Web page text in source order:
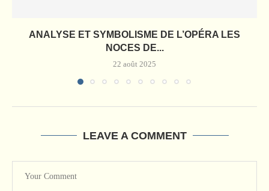
ANALYSE ET SYMBOLISME DE L’OPÉRA LES
NOCES DE...
22 août 2025
LEAVE A COMMENT